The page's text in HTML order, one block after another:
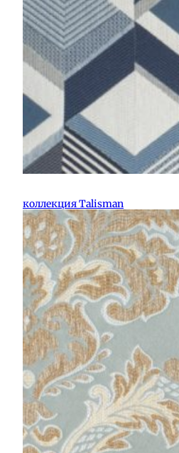
коллекция Talisman